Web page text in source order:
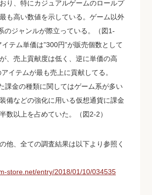
り、特にカジュアルゲームのロールプ
も高い数値を示している。ゲーム以外
のジャンルが際立っている。（図1-
テム単価は”300円”が販売個数として
、売上貢献度は低く、逆に単価の高
アイテムが最も売上に貢献してる。
課金の種類に関してはゲーム系が多い
備などの強化に用いる仮想通貨に課金
数以上を占めていた。（図2-2）
他、全ての調査結果は以下より参照く
store.net/entry/2018/01/10/034535